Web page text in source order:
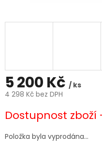
5 200 Kč / ks
4 298 Kč bez DPH
cena:
Dostupnost
Položka byla vyprodána…